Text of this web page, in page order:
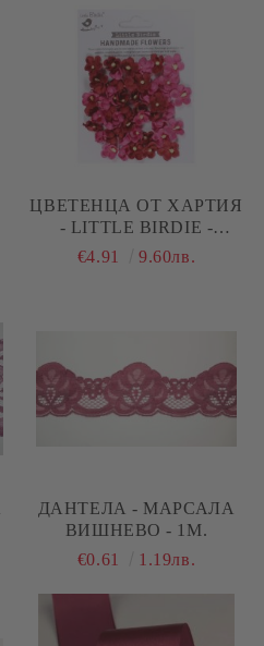
ЦВЕТЕНЦА ОТ ХАРТИЯ
- LITTLE BIRDIE -
CANDY MIX - 50 БР.
€4.91 9.60лв.
ДАНТЕЛА - МАРСАЛА
ВИШНЕВО - 1М.
€0.61
1.19лв.